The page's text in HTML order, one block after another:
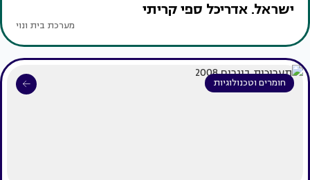
ישראל. אדריכל ספי קריתי
מערכת בית ונוי
חומרים וטכנולוגיות